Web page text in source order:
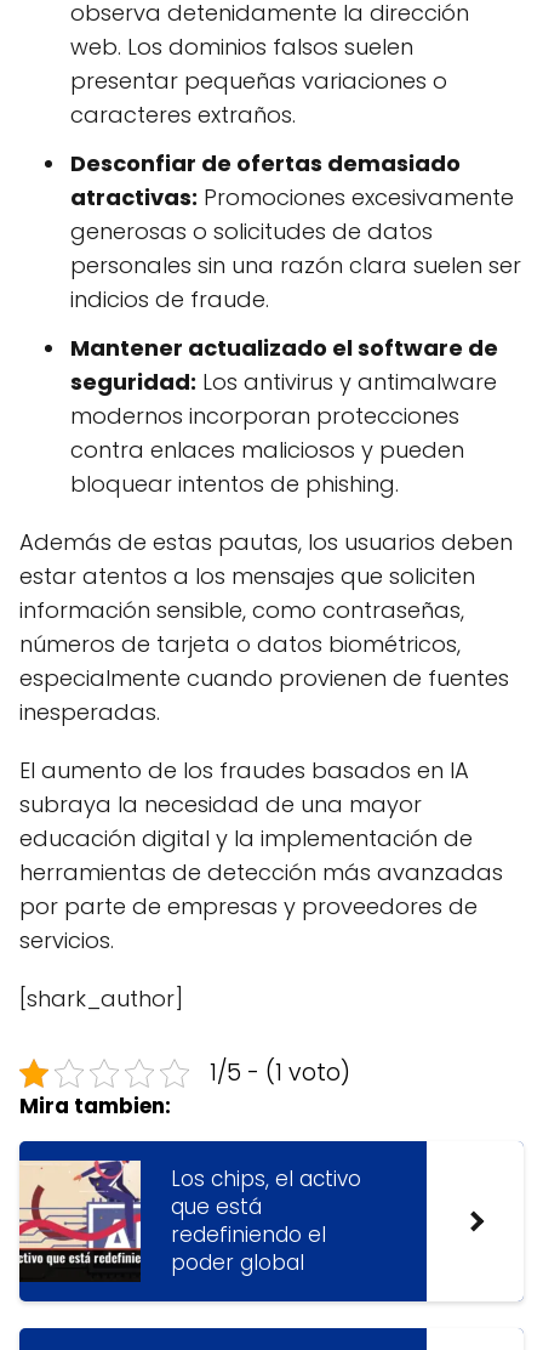
observa detenidamente la dirección
web. Los dominios falsos suelen
presentar pequeñas variaciones o
caracteres extraños.
Desconfiar de ofertas demasiado
atractivas: Promociones excesivamente
generosas o solicitudes de datos
personales sin una razón clara suelen ser
indicios de fraude.
Mantener actualizado el software de
seguridad: Los antivirus y antimalware
modernos incorporan protecciones
contra enlaces maliciosos y pueden
bloquear intentos de phishing.
Además de estas pautas, los usuarios deben
estar atentos a los mensajes que soliciten
información sensible, como contraseñas,
números de tarjeta o datos biométricos,
especialmente cuando provienen de fuentes
inesperadas.
El aumento de los fraudes basados en IA
subraya la necesidad de una mayor
educación digital y la implementación de
herramientas de detección más avanzadas
por parte de empresas y proveedores de
servicios.
[shark_author]
1/5 - (1 voto)
Mira tambien:
Los chips, el activo
que está
redefiniendo el
poder global